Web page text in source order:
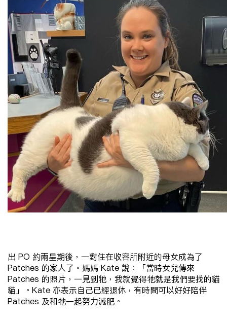
出 PO 約兩星期後，一對住在收容所附近的母女成為了
Patches 的家人了。媽媽 Kate 說：「當時女兒傳來
Patches 的照片，一見到牠，我就覺得牠就是我們要找的貓
貓」。 Kate 亦表示自己已經退休，有時間可以好好陪伴
Patches 及和牠一起努力減肥。